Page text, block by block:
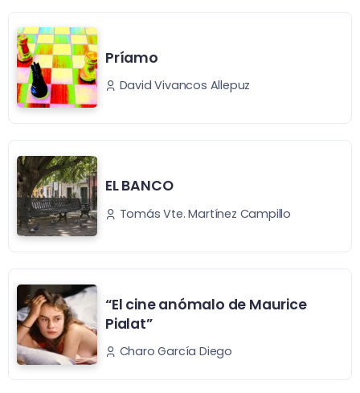
Príamo
David Vivancos Allepuz
EL BANCO
Tomás Vte. Martínez Campillo
“El cine anómalo de Maurice
Pialat”
Charo García Diego